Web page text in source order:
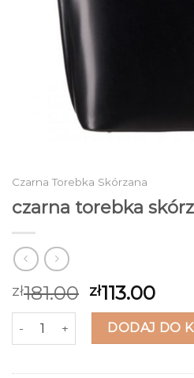
Czarna Torebka Skórzana
czarna torebka
zł181.00 zł113.00
ilość czarna torebka skórzana
DODAJ DO